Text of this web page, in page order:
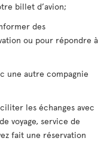
billet d’avion;
des
ou pour répondre à
une autre compagnie
les échanges avec
voyage, service de
fait une réservation